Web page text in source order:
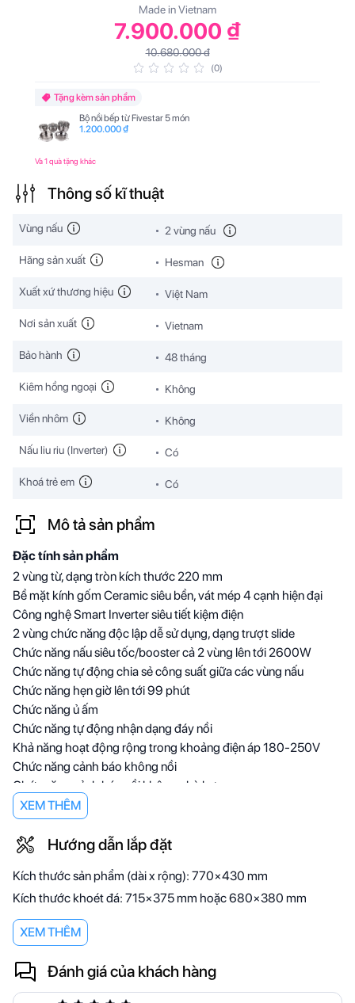
Made in Vietnam
7.900.000 ₫
10.680.000 đ
(0)
Tặng kèm sản phẩm
Bộ nồi bếp từ Fivestar 5 món
1.200.000 ₫
Và 1 quà tặng khác
Thông số kĩ thuật
Vùng nấu 2 vùng nấu
Hãng sản xuất Hesman
Xuất xứ thương hiệu Việt Nam
Nơi sản xuất Vietnam
Bảo hành 48 tháng
Kiêm hồng ngoại Không
Viền nhôm Không
Nấu liu riu (Inverter) Có
Khoá trẻ em Có
Mô tả sản phẩm
Đặc tính sản phẩm
2 vùng từ, dạng tròn kích thước 220 mm
Bề mặt kính gốm Ceramic siêu bền, vát mép 4 cạnh hiện đại
Công nghệ Smart Inverter siêu tiết kiệm điện
2 vùng chức năng độc lập dễ sử dụng, dạng trượt slide
Chức năng nấu siêu tốc/booster cả 2 vùng lên tới 2600W
Chức năng tự động chia sẻ công suất giữa các vùng nấu
Chức năng hẹn giờ lên tới 99 phút
Chức năng ủ ấm
Chức năng tự động nhận dạng đáy nồi
Khả năng hoạt động rộng trong khoảng điện áp 180-250V
Chức năng cảnh báo không nồi
Chức năng cảnh báo nồi không phù hợp
Chức năng an toàn
Chức năng tự ngắt khi điện áp không phù hợp
Khóa trẻ em
Chính sách hậu mãi
Bảo hành 04 năm, 01 đổi 01 trong vòng 03 tháng
Miễn phí giao hàng và lắp đặt trong vòng 24 tiếng với khu vực
nội thành Hà Nội và 48 tiếng với khu vực ngoại thành
XEM THÊM
Hướng dẫn lắp đặt
Kích thước sản phẩm (dài x rộng): 770×430 mm
Kích thước khoét đá: 715×375 mm hoặc 680×380 mm
XEM THÊM
Đánh giá của khách hàng